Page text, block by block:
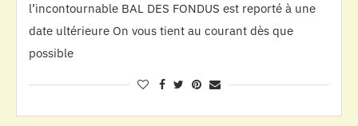
l’incontournable BAL DES FONDUS est reporté à une
date ultérieure On vous tient au courant dès que
possible